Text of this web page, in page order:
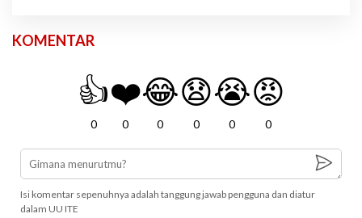
KOMENTAR
👍
0
❤️
0
😂
0
😧
0
😭
0
😡
0
Isi komentar sepenuhnya adalah tanggung jawab pengguna dan diatur
dalam UU ITE